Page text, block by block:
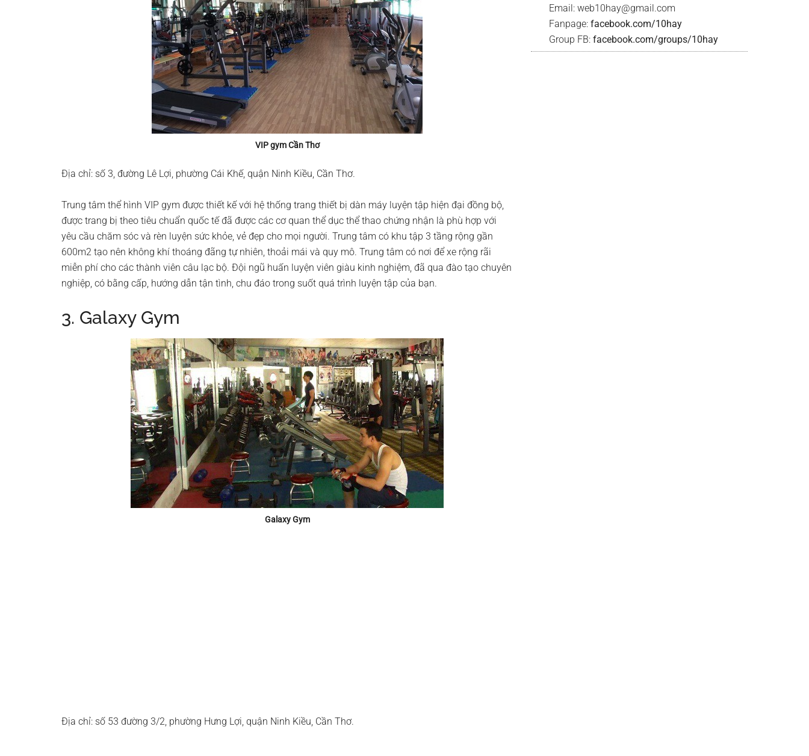
VIP gym Cần Thơ
Địa chỉ: số 3, đường Lê Lợi, phường Cái Khế, quận Ninh Kiều, Cần Thơ.
Trung tâm thể hình VIP gym được thiết kế với hệ thống trang thiết bị dàn máy luyện tập hiện đại đồng bộ,
được trang bị theo tiêu chuẩn quốc tế đã được các cơ quan thể dục thể thao chứng nhận là phù hợp với
yêu cầu chăm sóc và rèn luyện sức khỏe, vẻ đẹp cho mọi người. Trung tâm có khu tập 3 tầng rộng gần
600m2 tạo nên không khí thoáng đãng tự nhiên, thoải mái và quy mô. Trung tâm có nơi để xe rộng rãi
miễn phí cho các thành viên câu lạc bộ. Đội ngũ huấn luyện viên giàu kinh nghiệm, đã qua đào tạo chuyên
nghiệp, có bằng cấp, hướng dẫn tận tình, chu đáo trong suốt quá trình luyện tập của bạn.
3. Galaxy Gym
Galaxy Gym
Địa chỉ: số 53 đường 3/2, phường Hưng Lợi, quận Ninh Kiều, Cần Thơ.
Email: web10hay@gmail.com
Fanpage: facebook.com/10hay
Group FB: facebook.com/groups/10hay